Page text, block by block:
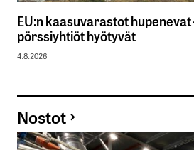
EU:n kaasuvarastot hupenevat
pörssiyhtiöt hyötyvät
4.8.2026
Nostot